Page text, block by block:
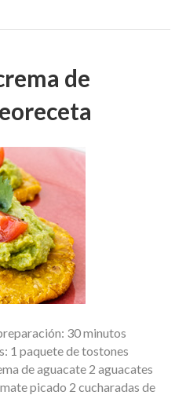
de
30 minutos
1 paquete de tostones
de aguacate 2 aguacates
picado 2 cucharadas de